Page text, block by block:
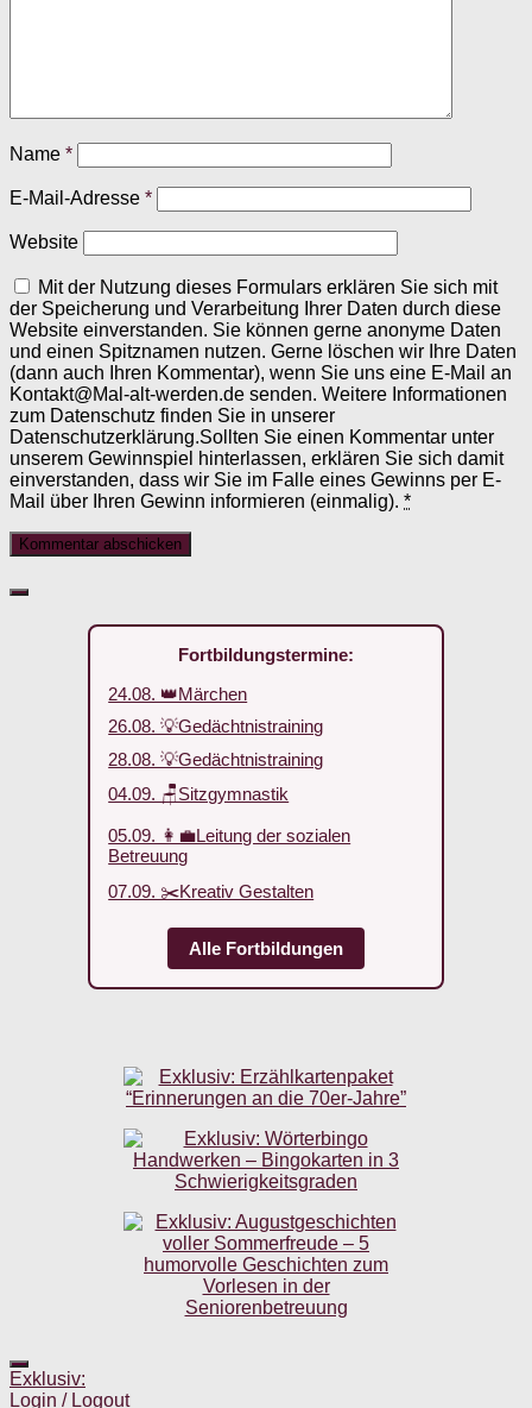
Name *
E-Mail-Adresse *
Website
Mit der Nutzung dieses Formulars erklären Sie sich mit
der Speicherung und Verarbeitung Ihrer Daten durch diese
Website einverstanden. Sie können gerne anonyme Daten
und einen Spitznamen nutzen. Gerne löschen wir Ihre Daten
(dann auch Ihren Kommentar), wenn Sie uns eine E-Mail an
Kontakt@Mal-alt-werden.de senden. Weitere Informationen
zum Datenschutz finden Sie in unserer
Datenschutzerklärung.Sollten Sie einen Kommentar unter
unserem Gewinnspiel hinterlassen, erklären Sie sich damit
einverstanden, dass wir Sie im Falle eines Gewinns per E-
Mail über Ihren Gewinn informieren (einmalig). *
Fortbildungstermine:
24.08. 👑Märchen
26.08. 💡Gedächtnistraining
28.08. 💡Gedächtnistraining
04.09. 🪑Sitzgymnastik
05.09. 👩‍💼Leitung der sozialen
Betreuung
07.09. ✂️Kreativ Gestalten
Alle Fortbildungen
Exklusiv:
Login / Logout